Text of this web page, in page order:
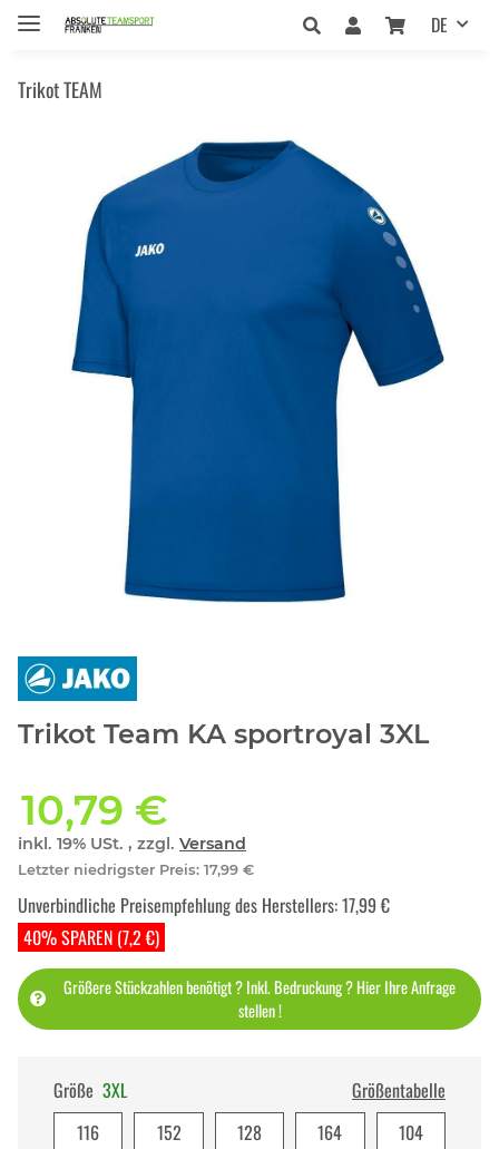
DE
Trikot TEAM
Trikot Team KA sportroyal 3XL
10,79 €
inkl. 19% USt. , zzgl. Versand
Letzter niedrigster Preis: 17,99 €
40% SPAREN (7,2 €)
Unverbindliche Preisempfehlung des Herstellers:17,99 €
Größere Stückzahlen benötigt ? Inkl. Bedruckung ? Hier Ihre Anfrage
stellen !
Größe 3XL
Größentabelle
116
152 128 164
104